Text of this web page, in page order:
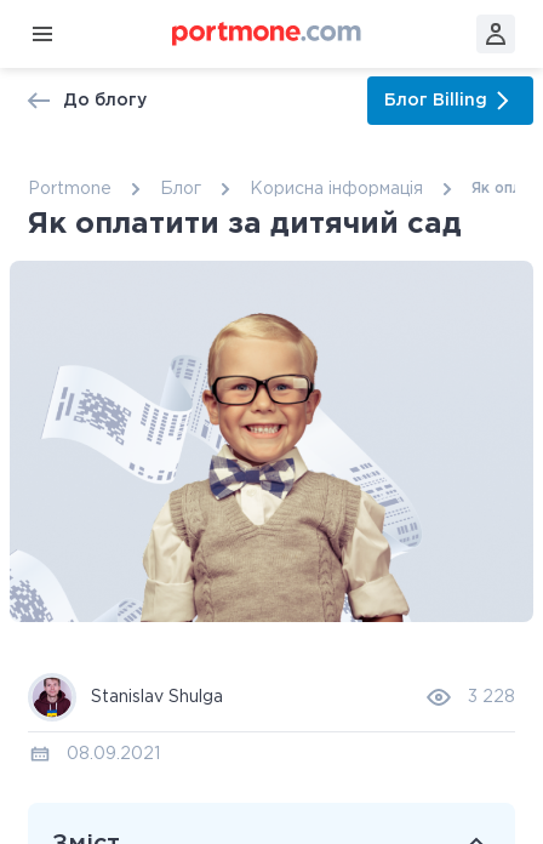
До блогу Блог Billing
Portmone Блог Корисна інформація Як
Як оплатити за дитячий сад
Stanislav Shulga 3 228
08.09.2021